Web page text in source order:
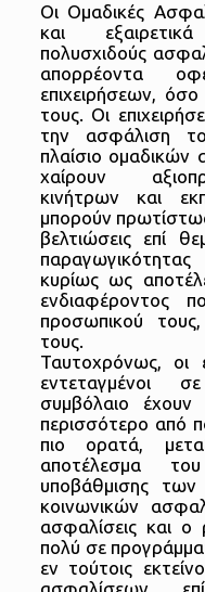
Οι Ομαδικές
και
πολυσχιδούς
απορρέοντα
επιχειρήσεων,
τους. Οι
την ασφάλιση
πλαίσιο ομαδικών
χαίρουν
κινήτρων και
μπορούν
βελτιώσεις επί
κυρίως ως
ενδιαφέροντος
προσωπικού
τους.
Ταυτοχρόνως, οι
εντεταγμένοι
συμβόλαιο
περισσότερο από
πιο ορατά,
αποτέλεσμα
υποβάθμισης
κοινωνικών
ασφαλίσεις και ο
πολύ σε
εν τούτοις